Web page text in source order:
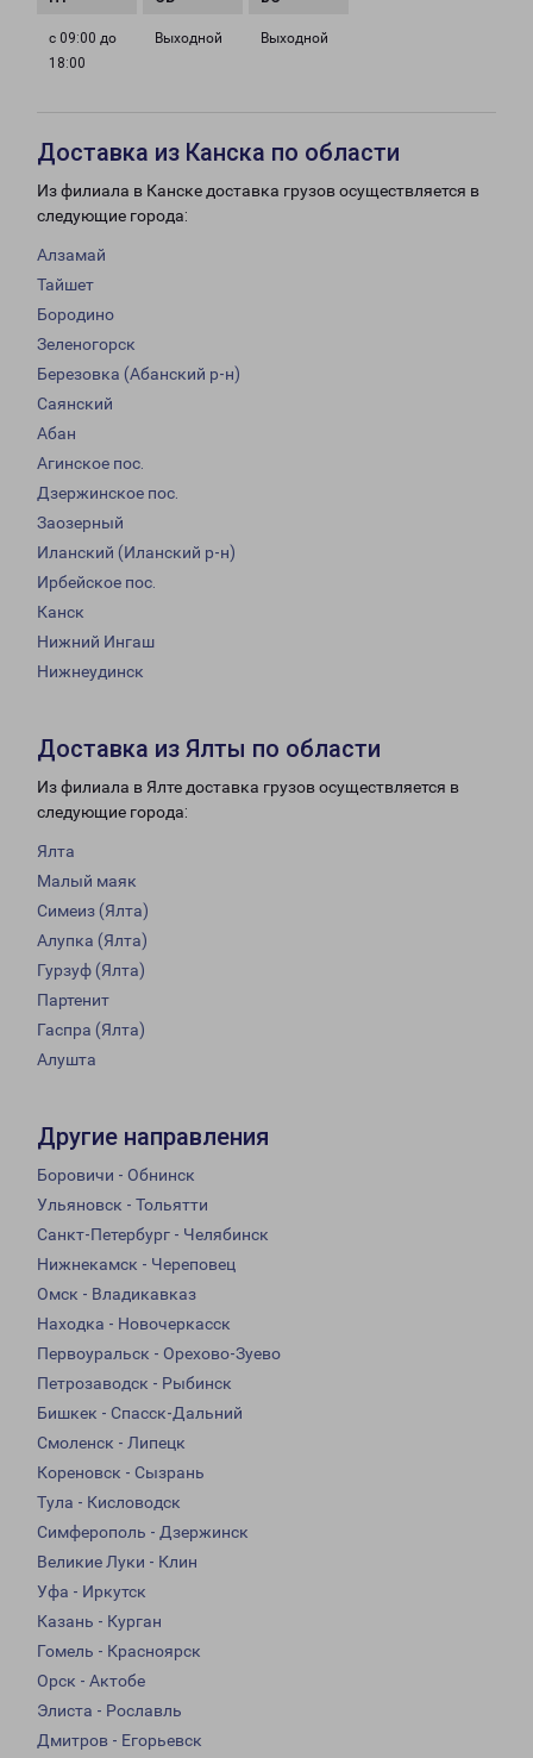
с 09:00 до
18:00
Выходной Выходной
Доставка из Канска по области
Из филиала в Канске доставка грузов осуществляется в
следующие города:
Алзамай
Тайшет
Бородино
Зеленогорск
Березовка (Абанский р-н)
Саянский
Абан
Агинское пос.
Дзержинское пос.
Заозерный
Иланский (Иланский р-н)
Ирбейское пос.
Канск
Нижний Ингаш
Нижнеудинск
Доставка из Ялты по области
Из филиала в Ялте доставка грузов осуществляется в
следующие города:
Ялта
Малый маяк
Симеиз (Ялта)
Алупка (Ялта)
Гурзуф (Ялта)
Партенит
Гаспра (Ялта)
Алушта
Другие направления
Боровичи - Обнинск
Ульяновск - Тольятти
Санкт-Петербург - Челябинск
Нижнекамск - Череповец
Омск - Владикавказ
Находка - Новочеркасск
Первоуральск - Орехово-Зуево
Петрозаводск - Рыбинск
Бишкек - Спасск-Дальний
Смоленск - Липецк
Кореновск - Сызрань
Тула - Кисловодск
Симферополь - Дзержинск
Великие Луки - Клин
Уфа - Иркутск
Казань - Курган
Гомель - Красноярск
Орск - Актобе
Элиста - Рославль
Дмитров - Егорьевск